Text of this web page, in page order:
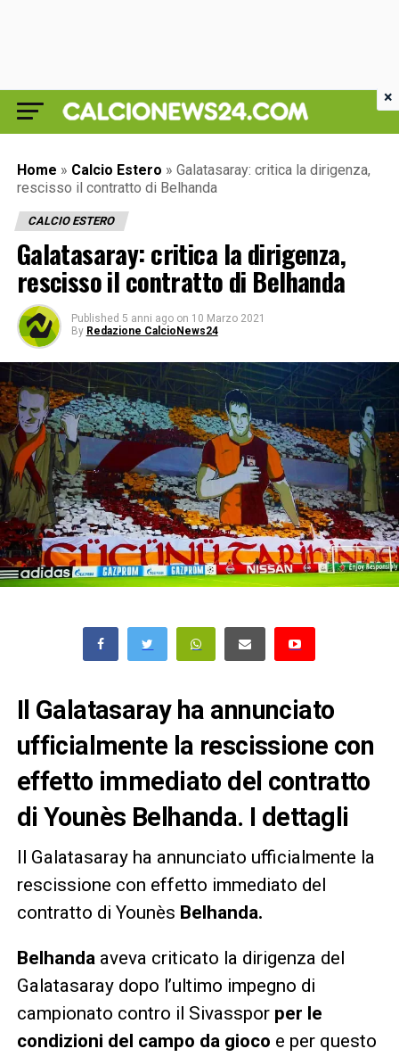
Home » Calcio Estero » Galatasaray: critica la dirigenza,
rescisso il contratto di Belhanda
CALCIO ESTERO
Galatasaray: critica la dirigenza,
rescisso il contratto di Belhanda
Published 5 anni ago on 10 Marzo 2021
By Redazione CalcioNews24
Il Galatasaray ha annunciato
ufficialmente la rescissione con
effetto immediato del contratto
di Younès Belhanda. I dettagli
Il Galatasaray ha annunciato ufficialmente la
rescissione con effetto immediato del
contratto di Younès Belhanda.
Belhanda aveva criticato la dirigenza del
Galatasaray dopo l’ultimo impegno di
campionato contro il Sivassporper le
condizioni del campo da gioco e per questo
×